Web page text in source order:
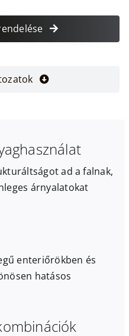
ad a falnak,
árnyalatokat
enteriőrökben és
hatásos